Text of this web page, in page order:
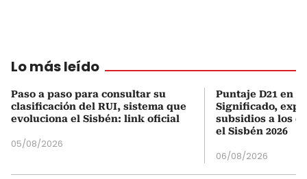
Lo más leído
Paso a paso para consultar su
clasificación del RUI, sistema que
evoluciona el Sisbén: link oficial
05/08/2026
Puntaje D21 en
Significado,
subsidios a los
el Sisbén 2026
06/08/2026